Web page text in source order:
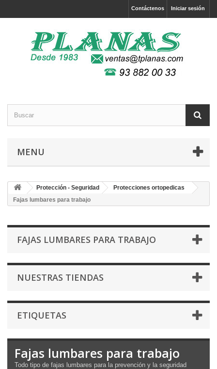
Iniciar sesión
Contáctenos
MENU
Protección - Seguridad
Protecciones ortopedicas
Fajas lumbares para trabajo
FAJAS LUMBARES PARA TRABAJO
NUESTRAS TIENDAS
ETIQUETAS
Fajas lumbares para trabajo
Todo tipo de fajas lumbares para la prevención y la seguridad